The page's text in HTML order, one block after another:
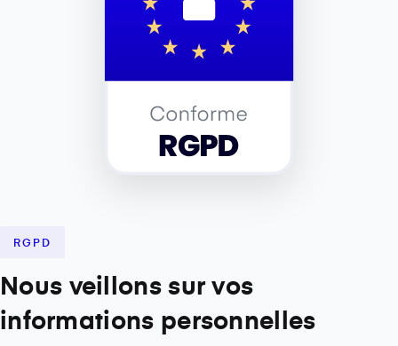
RGPD
Nous veillons sur vos
informations personnelles